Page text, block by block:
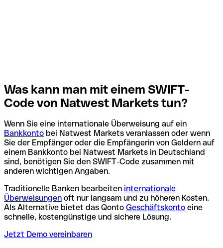
Was kann man mit einem SWIFT-
Code von Natwest Markets tun?
Wenn Sie eine internationale Überweisung auf ein
Bankkonto bei Natwest Markets veranlassen oder wenn
Sie der Empfänger oder die Empfängerin von Geldern auf
einem Bankkonto bei Natwest Markets in Deutschland
sind, benötigen Sie den SWIFT-Code zusammen mit
anderen wichtigen Angaben.
Traditionelle Banken bearbeiten internationale
Überweisungen oft nur langsam und zu höheren Kosten.
Als Alternative bietet das Qonto Geschäftskonto eine
schnelle, kostengünstige und sichere Lösung.
Jetzt Demo vereinbaren